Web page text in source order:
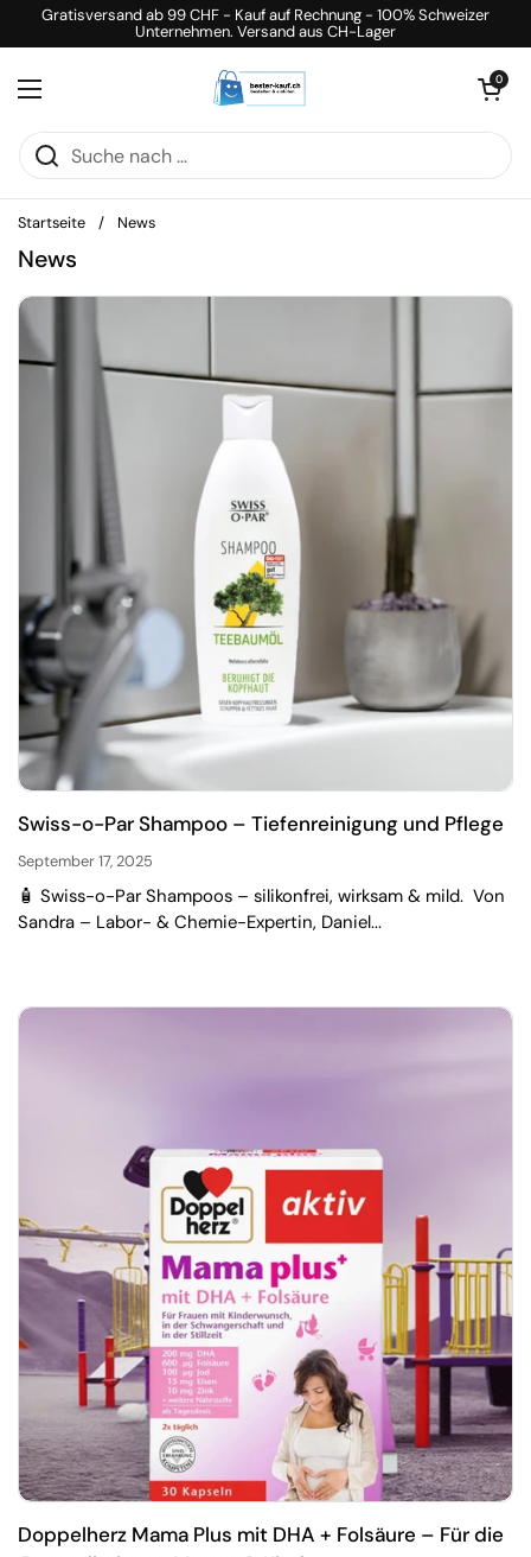
Zum Inhalt springen
Gratisversand ab 99 CHF - Kauf auf Rechnung - 100% Schweizer
Unternehmen. Versand aus CH-Lager
Menü öffnen
Warenkorb
0
Startseite / News
News
Swiss-o-Par Shampoo – Tiefenreinigung und Pflege
September 17, 2025
🧴 Swiss-o-Par Shampoos – silikonfrei, wirksam & mild. Von
Sandra – Labor- & Chemie-Expertin, Daniel...
Doppelherz Mama Plus mit DHA + Folsäure – Für die